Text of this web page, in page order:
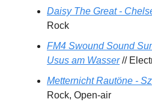
Daisy The Great -
Rock
FM4 Swound Sound
Usus am Wasser//
Metternicht Rautöne -
Rock, Open-air